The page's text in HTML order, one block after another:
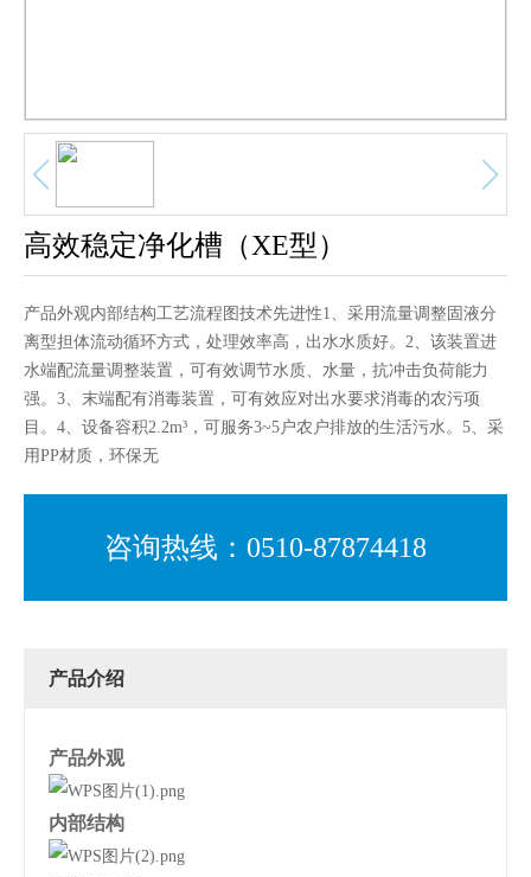
高效稳定净化槽（XE型）
产品外观内部结构工艺流程图技术先进性1、采用流量调整固液分
离型担体流动循环方式，处理效率高，出水水质好。2、该装置进
水端配流量调整装置，可有效调节水质、水量，抗冲击负荷能力
强。3、末端配有消毒装置，可有效应对出水要求消毒的农污项
目。4、设备容积2.2m³，可服务3~5户农户排放的生活污水。5、采
用PP材质，环保无
咨询热线：0510-87874418
产品介绍
产品外观
内部结构